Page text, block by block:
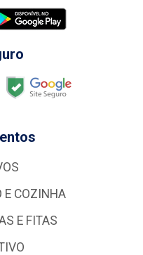
E COZINHA
E FITAS